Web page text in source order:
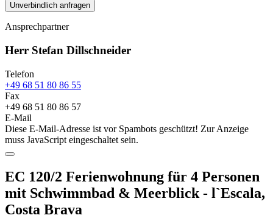
Unverbindlich anfragen
Ansprechpartner
Herr Stefan Dillschneider
Telefon
+49 68 51 80 86 55
Fax
+49 68 51 80 86 57
E-Mail
Diese E-Mail-Adresse ist vor Spambots geschützt! Zur Anzeige
muss JavaScript eingeschaltet sein.
EC 120/2 Ferienwohnung für 4 Personen
mit Schwimmbad & Meerblick - l`Escala,
Costa Brava